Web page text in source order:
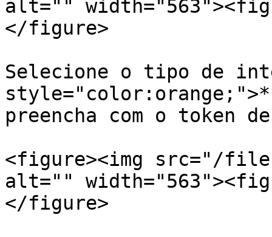
alt=""
</figure>
Selecione o tipo de
preencha com o token
<figure><img src="/
alt=""
</figure>